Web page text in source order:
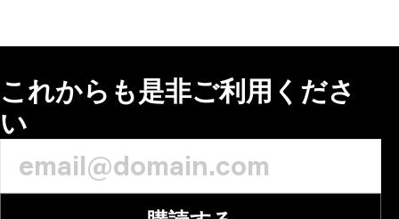
これからも是非ご利用くださ
い